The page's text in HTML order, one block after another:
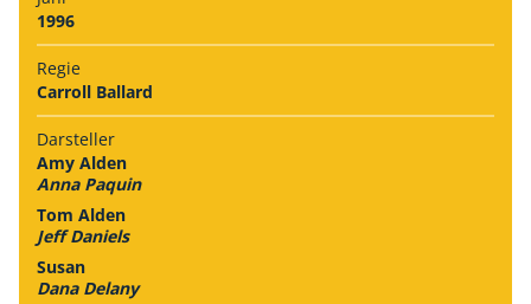
1996
Regie
Carroll Ballard
Darsteller
Amy Alden
Anna Paquin
Tom Alden
Jeff Daniels
Susan
Dana Delany